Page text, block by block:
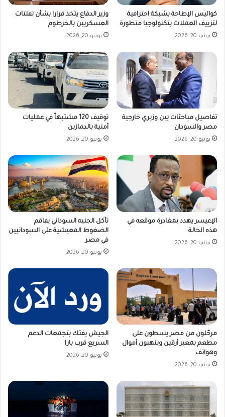
كواليس الإطاحة بشبكة احترافية
لتزييف العملات بتكنولوجيا متطورة
يونيو 20, 2026
وزير الدفاع يتخذ قرارا بشأن تفلتات
العسكريين بالخرطوم
يونيو 20, 2026
تفاصيل مباحثات بين وزيري خارجية
مصر والسودان
يونيو 20, 2026
توقيف 120 مشتبهاً في عمليات
أمنية بالدمازين
يونيو 20, 2026
الإعيسر يهدد بمغادرة موقعه في
هذه الحالة
يونيو 20, 2026
تآكل الجنيه السوداني يفاقم
الضغوط المعيشية على السودانيين
في مصر
يونيو 20, 2026
مرحّلون من مصر يسطون على
مطعم بمعبر أرقين وينهبون أموال
وهواتف
يونيو 20, 2026
الجيش يفتك بتجمعات الدعم
السريع قرب بارا
يونيو 20, 2026